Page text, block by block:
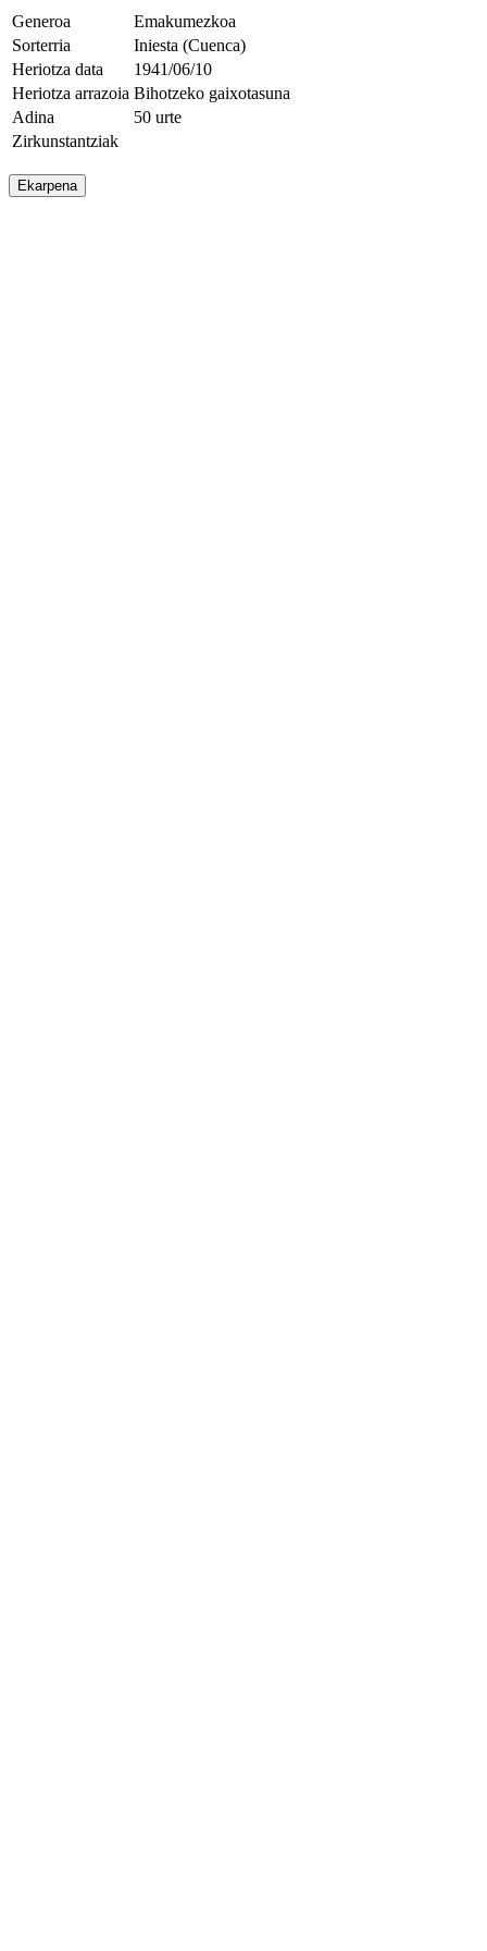
Generoa
Emakumezkoa
Sorterria
Iniesta (Cuenca)
Heriotza data
1941/06/10
Heriotza arrazoia Bihotzeko gaixotasuna
Adina
50 urte
Zirkunstantziak